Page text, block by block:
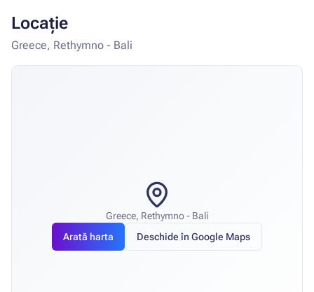
Locație
Greece, Rethymno - Bali
Greece, Rethymno - Bali
Arată harta
Deschide în Google Maps